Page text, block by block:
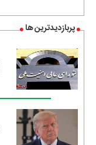
پربازدیدترین ها